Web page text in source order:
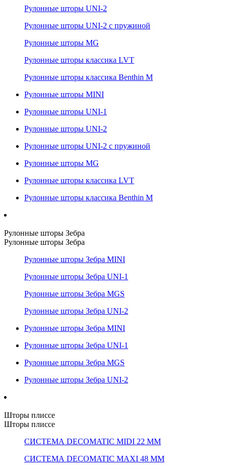
Рулонные шторы UNI-2
Рулонные шторы UNI-2 с пружиной
Рулонные шторы MG
Рулонные шторы классика LVT
Рулонные шторы классика Benthin M
Рулонные шторы MINI
Рулонные шторы UNI-1
Рулонные шторы UNI-2
Рулонные шторы UNI-2 с пружиной
Рулонные шторы MG
Рулонные шторы классика LVT
Рулонные шторы классика Benthin M
Рулонные шторы Зебра
Рулонные шторы Зебра
Рулонные шторы Зебра MINI
Рулонные шторы Зебра UNI-1
Рулонные шторы Зебра MGS
Рулонные шторы Зебра UNI-2
Рулонные шторы Зебра MINI
Рулонные шторы Зебра UNI-1
Рулонные шторы Зебра MGS
Рулонные шторы Зебра UNI-2
Шторы плиссе
Шторы плиссе
СИСТЕМА DECOMATIC MIDI 22 ММ
СИСТЕМА DECOMATIC MAXI 48 ММ